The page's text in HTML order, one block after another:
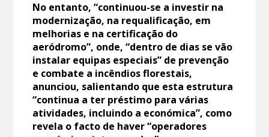
No entanto, “continuou-se a investir na
modernização, na requalificação, em
melhorias e na certificação do
aeródromo”, onde, “dentro de dias se vão
instalar equipas especiais” de prevenção
e combate a incêndios florestais,
anunciou, salientando que esta estrutura
“continua a ter préstimo para várias
atividades, incluindo a económica”, como
revela o facto de haver “operadores